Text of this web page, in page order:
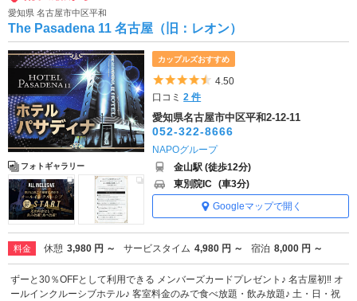
愛知県 名古屋市中区平和
The Pasadena 11 名古屋（旧：レオン）
フォトギャラリー
カップルズおすすめ
5つ星のうち4.5
4.50
口コミ2 件
愛知県名古屋市中区平和2-12-11
052-322-8666
NAPOグループ
金山駅 (徒歩12分)
東別院IC (車3分)
Googleマップで開く
料金 休憩 3,980 円 ～ サービスタイム 4,980 円 ～ 宿泊 8,000 円 ～
ずーと30％OFFとして利用できる メンバーズカードプレゼント♪ 名古屋初‼ オ
ールインクルーシブホテル♪ 客室料金のみで食べ放題・飲み放題♪ 土・日・祝